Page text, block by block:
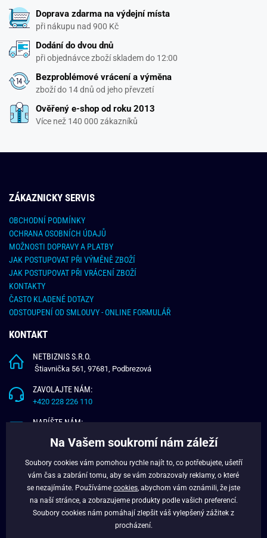
Doprava zdarma na výdejní místa
při nákupu nad 900 Kč
Dodání do dvou dnů
při objednávce zboží skladem do 12:00
Bezproblémové vrácení a výměna
zboží do 14 dnů od jeho převzetí
Ověřený e-shop od roku 2013
Více než 140 000 zákazníků
ZÁKAZNICKY SERVIS
OBCHODNÍ PODMÍNKY
OCHRANA OSOBNÍCH ÚDAJŮ
MOŽNOSTI DOPRAVY A PLATBY
JAK POSTUPOVAT PŘI VÝMĚNĚ ZBOŽÍ
JAK POSTUPOVAT PŘI VRÁCENÍ ZBOŽÍ
KONTAKTY
ČASTO KLADENÉ DOTAZY
ODSTOUPENÍ OD SMLOUVY - ONLINE FORMULÁŘ
KONTAKT
NETBIZNIS S.R.O.
Štiavnička 561, 97681, Podbrezová
ZAVOLAJTE NÁM:
+420 228 226 110
NAPÍŠTE NÁM:
O NÁS
VĚRNOSTNÍ PROGRAM
Na Vašem soukromí nám záleží
Soubory cookies vám pomohou rychle najít to, co potřebujete, ušetří
vám čas a zabrání tomu, aby se vám zobrazovaly reklamy, o které
se nezajímáte. Používáme cookies , abychom vám oznámili, že jste
na naší stránce, a zobrazujeme produkty podle vašich preferencí.
Soubory cookies nám pomáhají zlepšit váš vylepšený zážitek z
procházení.